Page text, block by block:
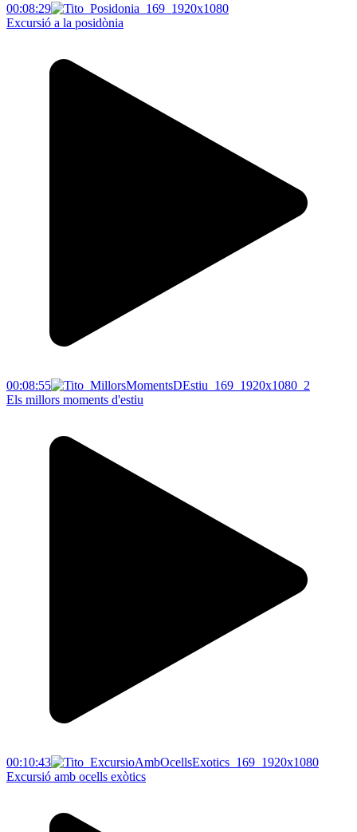
00:08:29
Excursió a la posidònia
00:08:55
Els millors moments d'estiu
00:10:43
Excursió amb ocells exòtics